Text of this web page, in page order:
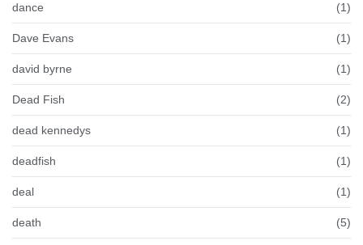
dance (1)
Dave Evans (1)
david byrne (1)
Dead Fish (2)
dead kennedys (1)
deadfish (1)
deal (1)
death (5)